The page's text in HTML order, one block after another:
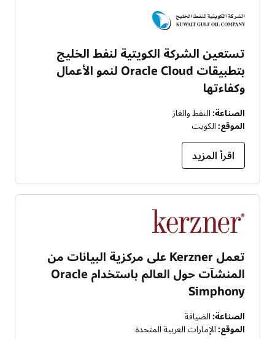
تستعين الشركة الكويتية لنفط الخليج
بتطبيقات Oracle Cloud لنمو الأعمال
وكفاءتها
الصناعة: النفط والغاز
الموقع: الكويت
اقرأ المزيد
تعمل Kerzner على مركزية البيانات من
المنشآت حول العالم باستخدام Oracle
Simphony
الصناعة: الضيافة
الموقع: الإمارات العربية المتحدة